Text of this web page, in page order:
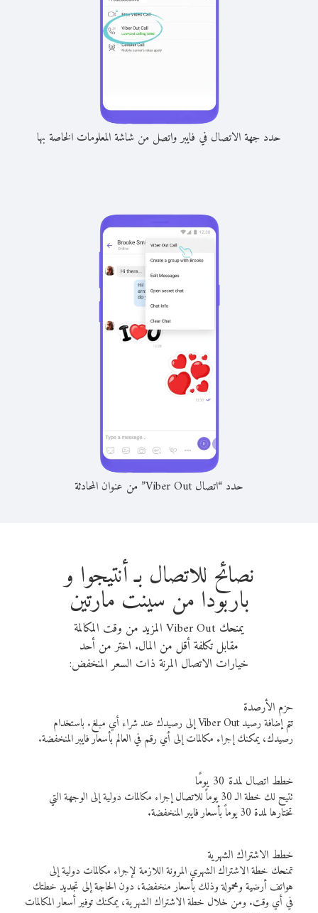
حدد جهة الاتصال في فايبر واتصل من شاشة المعلومات الخاصة بها
حدد “اتصال Viber Out” من عنوان المحادثة
نصائح للاتصال بـ أنتيجوا و
باربودا من سينت مارتين
يمنحك Viber Out المزيد من وقت المكالمة
مقابل تكلفة أقل من المال. اختر من أحد
خيارات الاتصال المرنة ذات السعر المنخفض:
حزم الأرصدة
تتم إضافة رصيد Viber Out إلى رصيدك عند شراء أي مبلغ. باستخدام
رصيدك، يمكنك إجراء مكالمات إلى أي رقم في العالم بأسعار فايبر المنخفضة.
خطط اتصال لمدة 30 يومًا
تتيح لك خطة الـ 30 يوماً للاتصال إجراء مكالمات دولية إلى الوجهة التي
تختارها لمدة 30 يوماً بأسعار فايبر المنخفضة.
خطط الاشتراك الشهرية
تمنحك خطة الاشتراك الشهري المرونة اللازمة لإجراء مكالمات دولية إلى
هواتف أرضية ومحمولة وذلك بأسعار منخفضة، دون الحاجة إلى تجديد خطتك
في أي وقت. ومن خلال خطة الاشتراك الشهرية، يمكنك توفير أسعار المكالمات